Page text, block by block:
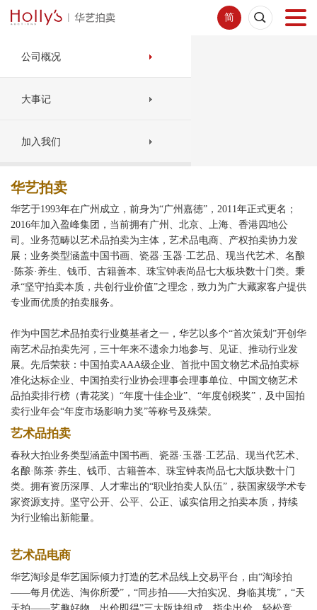
简
首页
拍卖预展
线下拍卖
网络拍卖
服务指南
新闻中心
关于我们
公司概况
大事记
加入我们
华艺拍卖
华艺于1993年在广州成立，前身为“广州嘉德”，2011年正式更名；
2016年加入盈峰集团，当前拥有广州、北京、上海、香港四地公
司。业务范畴以艺术品拍卖为主体，艺术品电商、产权拍卖协力发
展；业务类型涵盖中国书画、瓷器·玉器·工艺品、现当代艺术、名酿
·陈茶·养生、钱币、古籍善本、珠宝钟表尚品七大板块数十门类。秉
承“坚守拍卖本质，共创行业价值”之理念，致力为广大藏家客户提供
专业而优质的拍卖服务。
作为中国艺术品拍卖行业奠基者之一，华艺以多个“首次策划”开创华
南艺术品拍卖先河，三十年来不遗余力地参与、见证、推动行业发
展。先后荣获：中国拍卖AAA级企业、首批中国文物艺术品拍卖标
准化达标企业、中国拍卖行业协会理事会理事单位、中国文物艺术
品拍卖排行榜（青花奖）“年度十佳企业”、“年度创税奖”，及中国拍
卖行业年会“年度市场影响力奖”等称号及殊荣。
艺术品拍卖
春秋大拍业务类型涵盖中国书画、瓷器·玉器·工艺品、现当代艺术、
名酿·陈茶·养生、钱币、古籍善本、珠宝钟表尚品七大版块数十门
类。拥有资历深厚、人才辈出的“职业拍卖人队伍”，获国家级学术专
家资源支持。坚守公开、公平、公正、诚实信用之拍卖本质，持续
为行业输出新能量。
艺术品电商
华艺淘珍是华艺国际倾力打造的艺术品线上交易平台，由“淘珍拍
——每月优选、淘你所爱”，“同步拍——大拍实况、身临其境”，“天